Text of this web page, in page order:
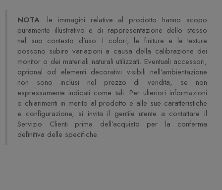
NOTA: le immagini relative al prodotto hanno scopo
puramente illustrativo e di rappresentazione dello stesso
nel suo contesto d’uso. I colori, le finiture e le texture
possono subire variazioni a causa della calibrazione dei
monitor o dei materiali naturali utilizzati. Eventuali accessori,
optional od elementi decorativi visibili nell’ambientazione
non sono inclusi nel prezzo di vendita, se non
espressamente indicati come tali. Per ulteriori informazioni
o chiarimenti in merito al prodotto e alle sue caratteristiche
e configurazione, si invita il gentile utente a contattare il
Servizio Clienti prima dell’acquisto per la conferma
definitiva delle specifiche.